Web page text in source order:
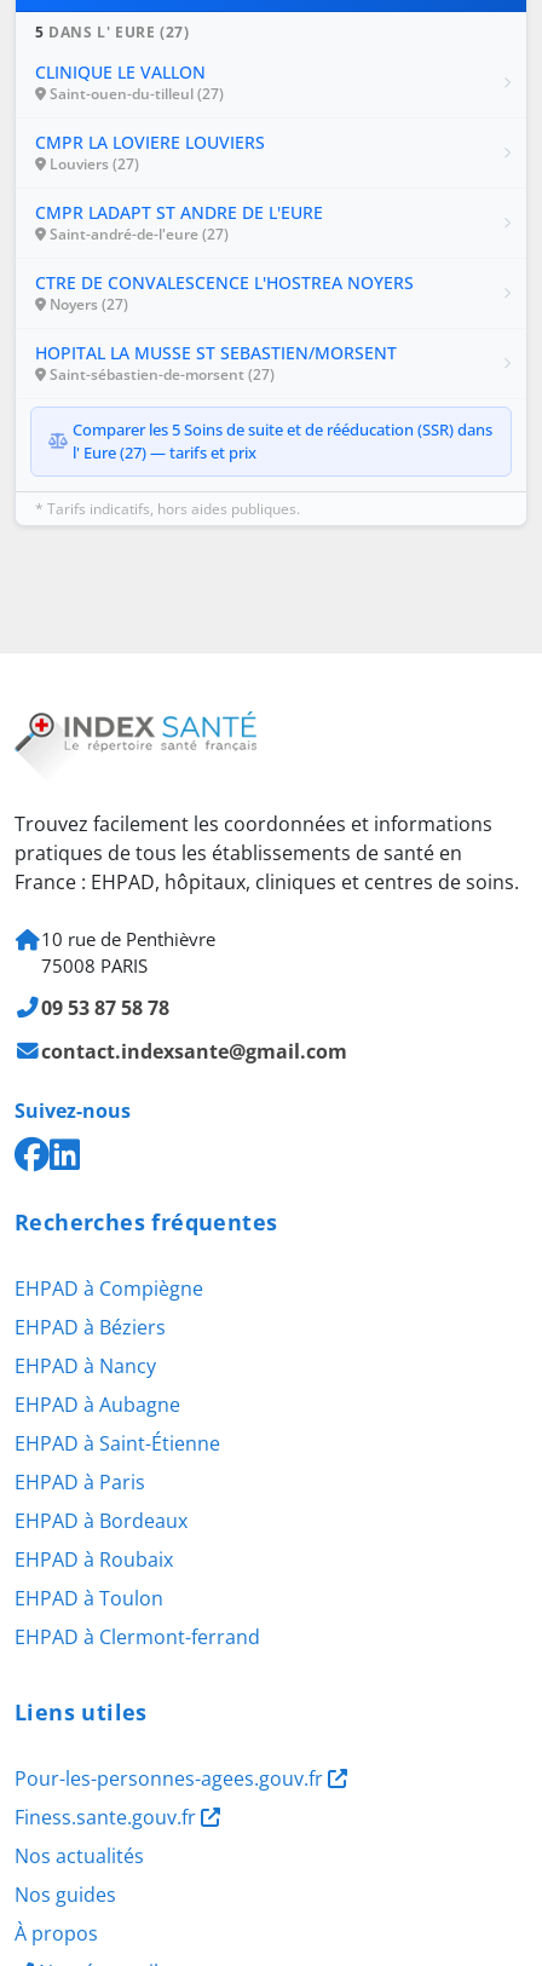
5 DANS L' EURE (27)
CLINIQUE LE VALLON
Saint-ouen-du-tilleul (27)
CMPR LA LOVIERE LOUVIERS
Louviers (27)
CMPR LADAPT ST ANDRE DE L'EURE
Saint-andré-de-l'eure (27)
CTRE DE CONVALESCENCE L'HOSTREA NOYERS
Noyers (27)
HOPITAL LA MUSSE ST SEBASTIEN/MORSENT
Saint-sébastien-de-morsent (27)
Comparer les 5 Soins de suite et de rééducation (SSR) dans
l' Eure (27) — tarifs et prix
* Tarifs indicatifs, hors aides publiques.
Trouvez facilement les coordonnées et informations
pratiques de tous les établissements de santé en
France : EHPAD, hôpitaux, cliniques et centres de soins.
10 rue de Penthièvre
75008 PARIS
09 53 87 58 78
contact.indexsante@gmail.com
Suivez-nous
Recherches fréquentes
EHPAD à Compiègne
EHPAD à Béziers
EHPAD à Nancy
EHPAD à Aubagne
EHPAD à Saint-Étienne
EHPAD à Paris
EHPAD à Bordeaux
EHPAD à Roubaix
EHPAD à Toulon
EHPAD à Clermont-ferrand
Liens utiles
Pour-les-personnes-agees.gouv.fr
Finess.sante.gouv.fr
Nos actualités
Nos guides
À propos